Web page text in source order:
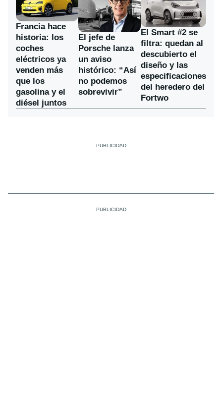
Francia hace
historia: los
coches
eléctricos ya
venden más
que los
gasolina y el
diésel juntos
El jefe de
Porsche lanza
un aviso
histórico: “Así
no podemos
sobrevivir”
El Smart #2 se
filtra: quedan al
descubierto el
diseño y las
especificaciones
del heredero del
Fortwo